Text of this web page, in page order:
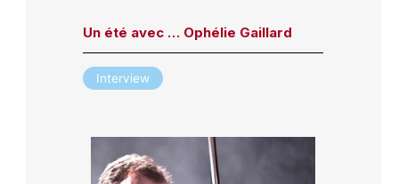
Un été avec … Ophélie Gaillard
Interview